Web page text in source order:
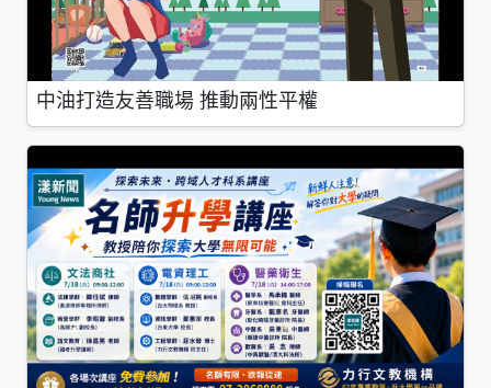
中油打造友善職場 推動兩性平權